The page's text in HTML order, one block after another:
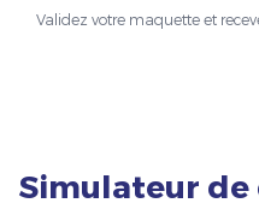
Validez votre maquette et
Simulateur de